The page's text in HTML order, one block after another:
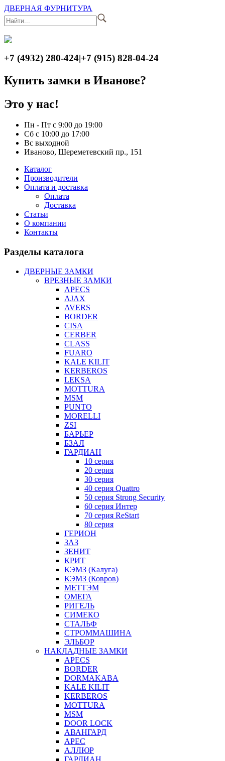
ДВЕРНАЯ ФУРНИТУРА
+7 (4932) 280-424|+7 (915) 828-04-24
Купить замки в Иванове?
Это у нас!
Пн - Пт с 9:00 до 19:00
Сб с 10:00 до 17:00
Вс выходной
Иваново, Шереметевский пр., 151
Каталог
Производители
Оплата и доставка
Оплата
Доставка
Статьи
О компании
Контакты
Разделы каталога
ДВЕРНЫЕ ЗАМКИ
ВРЕЗНЫЕ ЗАМКИ
APECS
AJAX
AVERS
BORDER
CISA
CERBER
CLASS
FUARO
KALE KILIT
KERBEROS
LEKSA
MOTTURA
MSM
PUNTO
MORELLI
ZSI
БАРЬЕР
БЗАЛ
ГАРДИАН
10 серия
20 серия
30 серия
40 серия Quattro
50 серия Strong Security
60 серия Интер
70 серия ReStart
80 серия
ГЕРИОН
ЗАЗ
ЗЕНИТ
КРИТ
КЭМЗ (Калуга)
КЭМЗ (Ковров)
МЕТТЭМ
ОМЕГА
РИГЕЛЬ
СИМЕКО
СТАЛЬФ
СТРОММАШИНА
ЭЛЬБОР
НАКЛАДНЫЕ ЗАМКИ
APECS
BORDER
DORMAKABA
KALE KILIT
KERBEROS
MOTTURA
MSM
DOOR LOCK
АВАНГАРД
АРЕС
АЛЛЮР
ГАРДИАН